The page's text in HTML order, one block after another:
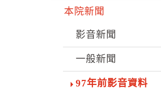
本院新聞
影音新聞
一般新聞
97年前影音資料